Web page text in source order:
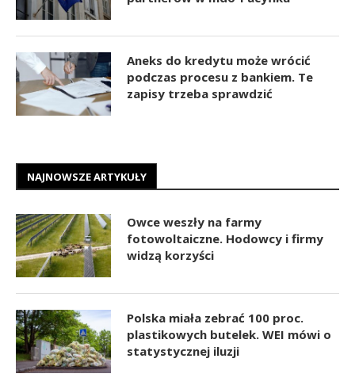
Aneks do kredytu może wrócić
podczas procesu z bankiem. Te
zapisy trzeba sprawdzić
NAJNOWSZE ARTYKUŁY
Owce weszły na farmy
fotowoltaiczne. Hodowcy i firmy
widzą korzyści
Polska miała zebrać 100 proc.
plastikowych butelek. WEI mówi o
statystycznej iluzji